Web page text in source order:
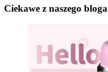
1
Ciekawe z naszego bloga